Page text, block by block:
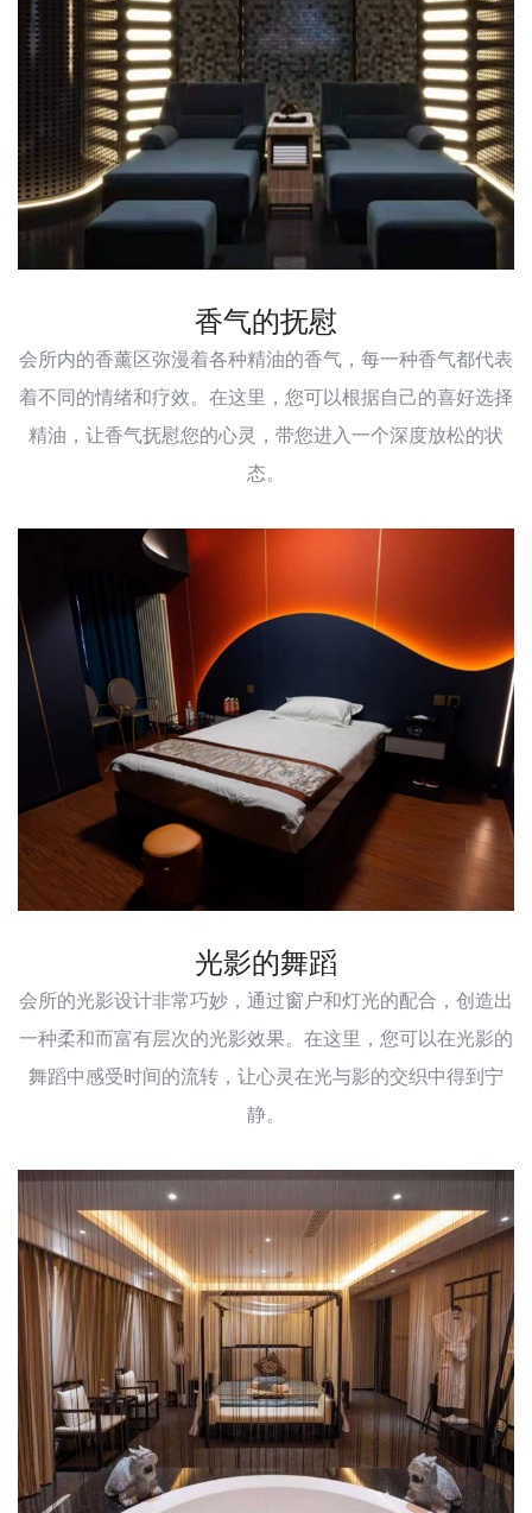
香气的抚慰
会所内的香薰区弥漫着各种精油的香气，每一种香气都代表
着不同的情绪和疗效。在这里，您可以根据自己的喜好选择
精油，让香气抚慰您的心灵，带您进入一个深度放松的状
态。
光影的舞蹈
会所的光影设计非常巧妙，通过窗户和灯光的配合，创造出
一种柔和而富有层次的光影效果。在这里，您可以在光影的
舞蹈中感受时间的流转，让心灵在光与影的交织中得到宁
静。